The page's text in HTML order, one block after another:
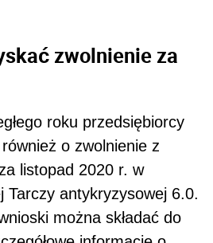
zwolnienie za
roku przedsiębiorcy
o zwolnienie z
listopad 2020 r. w
Tarczy antykryzysowej 6.0.
można składać do